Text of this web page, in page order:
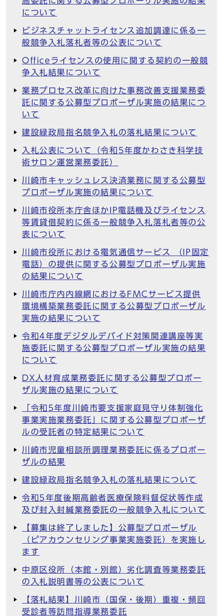
について
ビジネスチャットライセンス追加調達に係る一
般競争入札落札者等の公表について
Officeライセンスの使用に関する契約の一般競
争入札結果について
業務プロセス改革に向けた事務改善支援業務委
託に関する公募型プロポーザル実施の結果につ
いて
建設緑政局指名競争入札の落札結果について
入札公表について（令和5年度かわさき科学技
術サロン運営業務委託）
川崎市キャッシュレス決済業務に関する公募型
プロポーザル実施の結果について
川崎市役所本庁舎ほかIP電話機及びライセンス
等賃貸借契約に係る一般競争入札落札者等の公
表について
川崎市役所における電気通信サービス （IP固定
電話）の提供に関する公募型プロポーザル実施
の結果について
川崎市庁内内線網におけるFMCサービス提供
環境構築業務委託に関する公募型プロポーザル
実施の結果について
令和4年度デジタルデバイド対策関連講座等実
施委託に関する公募型プロポーザル実施の結果
について
DX人材育成業務委託に関する公募型プロポー
ザル実施の結果について
「令和5年度川崎市要支援家庭見守り体制強化
事業実施業務委託」に関する公募型プロポーザ
ルの受託者の特定結果について
川崎市児童相談所調理業務委託に係るプロポー
ザルの結果
建設緑政局指名競争入札の落札結果について
令和5年度後期高齢者医療保険料督促状等作成
及び封入封緘業務委託の一般競争入札について
【募集は終了しました】公募型プロポーザル
（ピアカウンセリング事業実施委託）を実施し
ます
中原区役所（本館・別館）劣化調査等業務委託
の入札説明書等の公表について
【落札結果】川崎市（国保・後期）重複・頻回
受診者等訪問指導業務委託